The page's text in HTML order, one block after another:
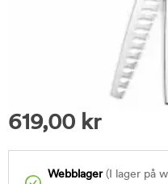
619,00 kr
Webblager(I lager på